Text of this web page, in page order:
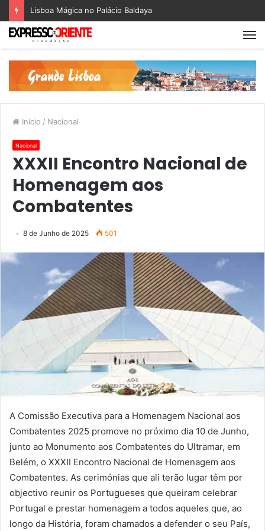
Lisboa Mágica no Palácio Baldaya
Início / Nacional
Nacional
XXXII Encontro Nacional de
Homenagem aos
Combatentes
8 de Junho de 2025 501
A Comissão Executiva para a Homenagem Nacional aos
Combatentes 2025 promove no próximo dia 10 de Junho,
junto ao Monumento aos Combatentes do Ultramar, em
Belém, o XXXII Encontro Nacional de Homenagem aos
Combatentes. As cerimónias que ali terão lugar têm por
objectivo reunir os Portugueses que queiram celebrar
Portugal e prestar homenagem a todos aqueles que, ao
longo da História, foram chamados a defender o seu País,